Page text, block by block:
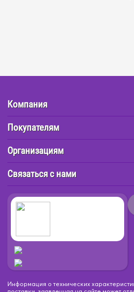
Компания
Покупателям
Организациям
Связаться с нами
Информация о технических